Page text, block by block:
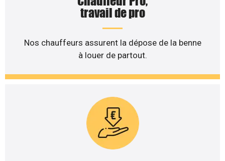
travail de pro
Nos chauffeurs assurent la dépose de la benne
à louer de partout.